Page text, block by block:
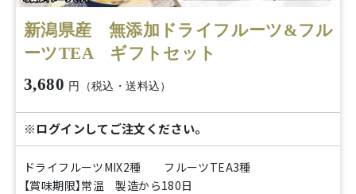
新潟県産 無添加ドライフルーツ&フル
ーツTEA ギフトセット
3,680 円（税込・送料込）
※ログインしてご注文ください。
ドライフルーツMIX2種 フルーツTEA3種
【賞味期限】常温 製造から180日